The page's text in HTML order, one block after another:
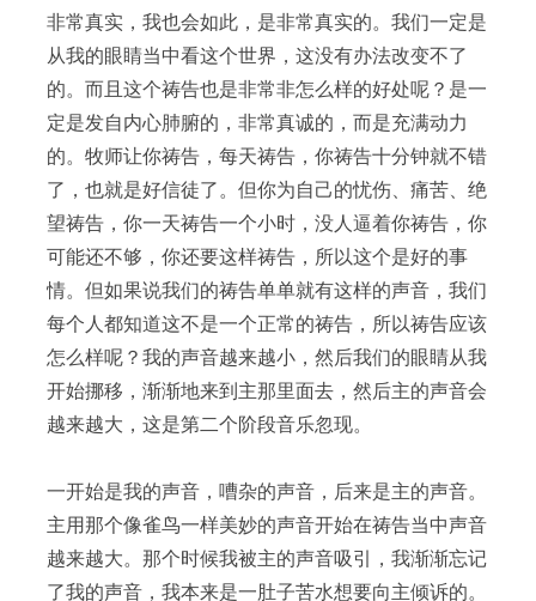
非常真实，我也会如此，是非常真实的。我们一定是
从我的眼睛当中看这个世界，这没有办法改变不了
的。而且这个祷告也是非常非怎么样的好处呢？是一
定是发自内心肺腑的，非常真诚的，而是充满动力
的。牧师让你祷告，每天祷告，你祷告十分钟就不错
了，也就是好信徒了。但你为自己的忧伤、痛苦、绝
望祷告，你一天祷告一个小时，没人逼着你祷告，你
可能还不够，你还要这样祷告，所以这个是好的事
情。但如果说我们的祷告单单就有这样的声音，我们
每个人都知道这不是一个正常的祷告，所以祷告应该
怎么样呢？我的声音越来越小，然后我们的眼睛从我
开始挪移，渐渐地来到主那里面去，然后主的声音会
越来越大，这是第二个阶段音乐忽现。
一开始是我的声音，嘈杂的声音，后来是主的声音。
主用那个像雀鸟一样美妙的声音开始在祷告当中声音
越来越大。那个时候我被主的声音吸引，我渐渐忘记
了我的声音，我本来是一肚子苦水想要向主倾诉的。